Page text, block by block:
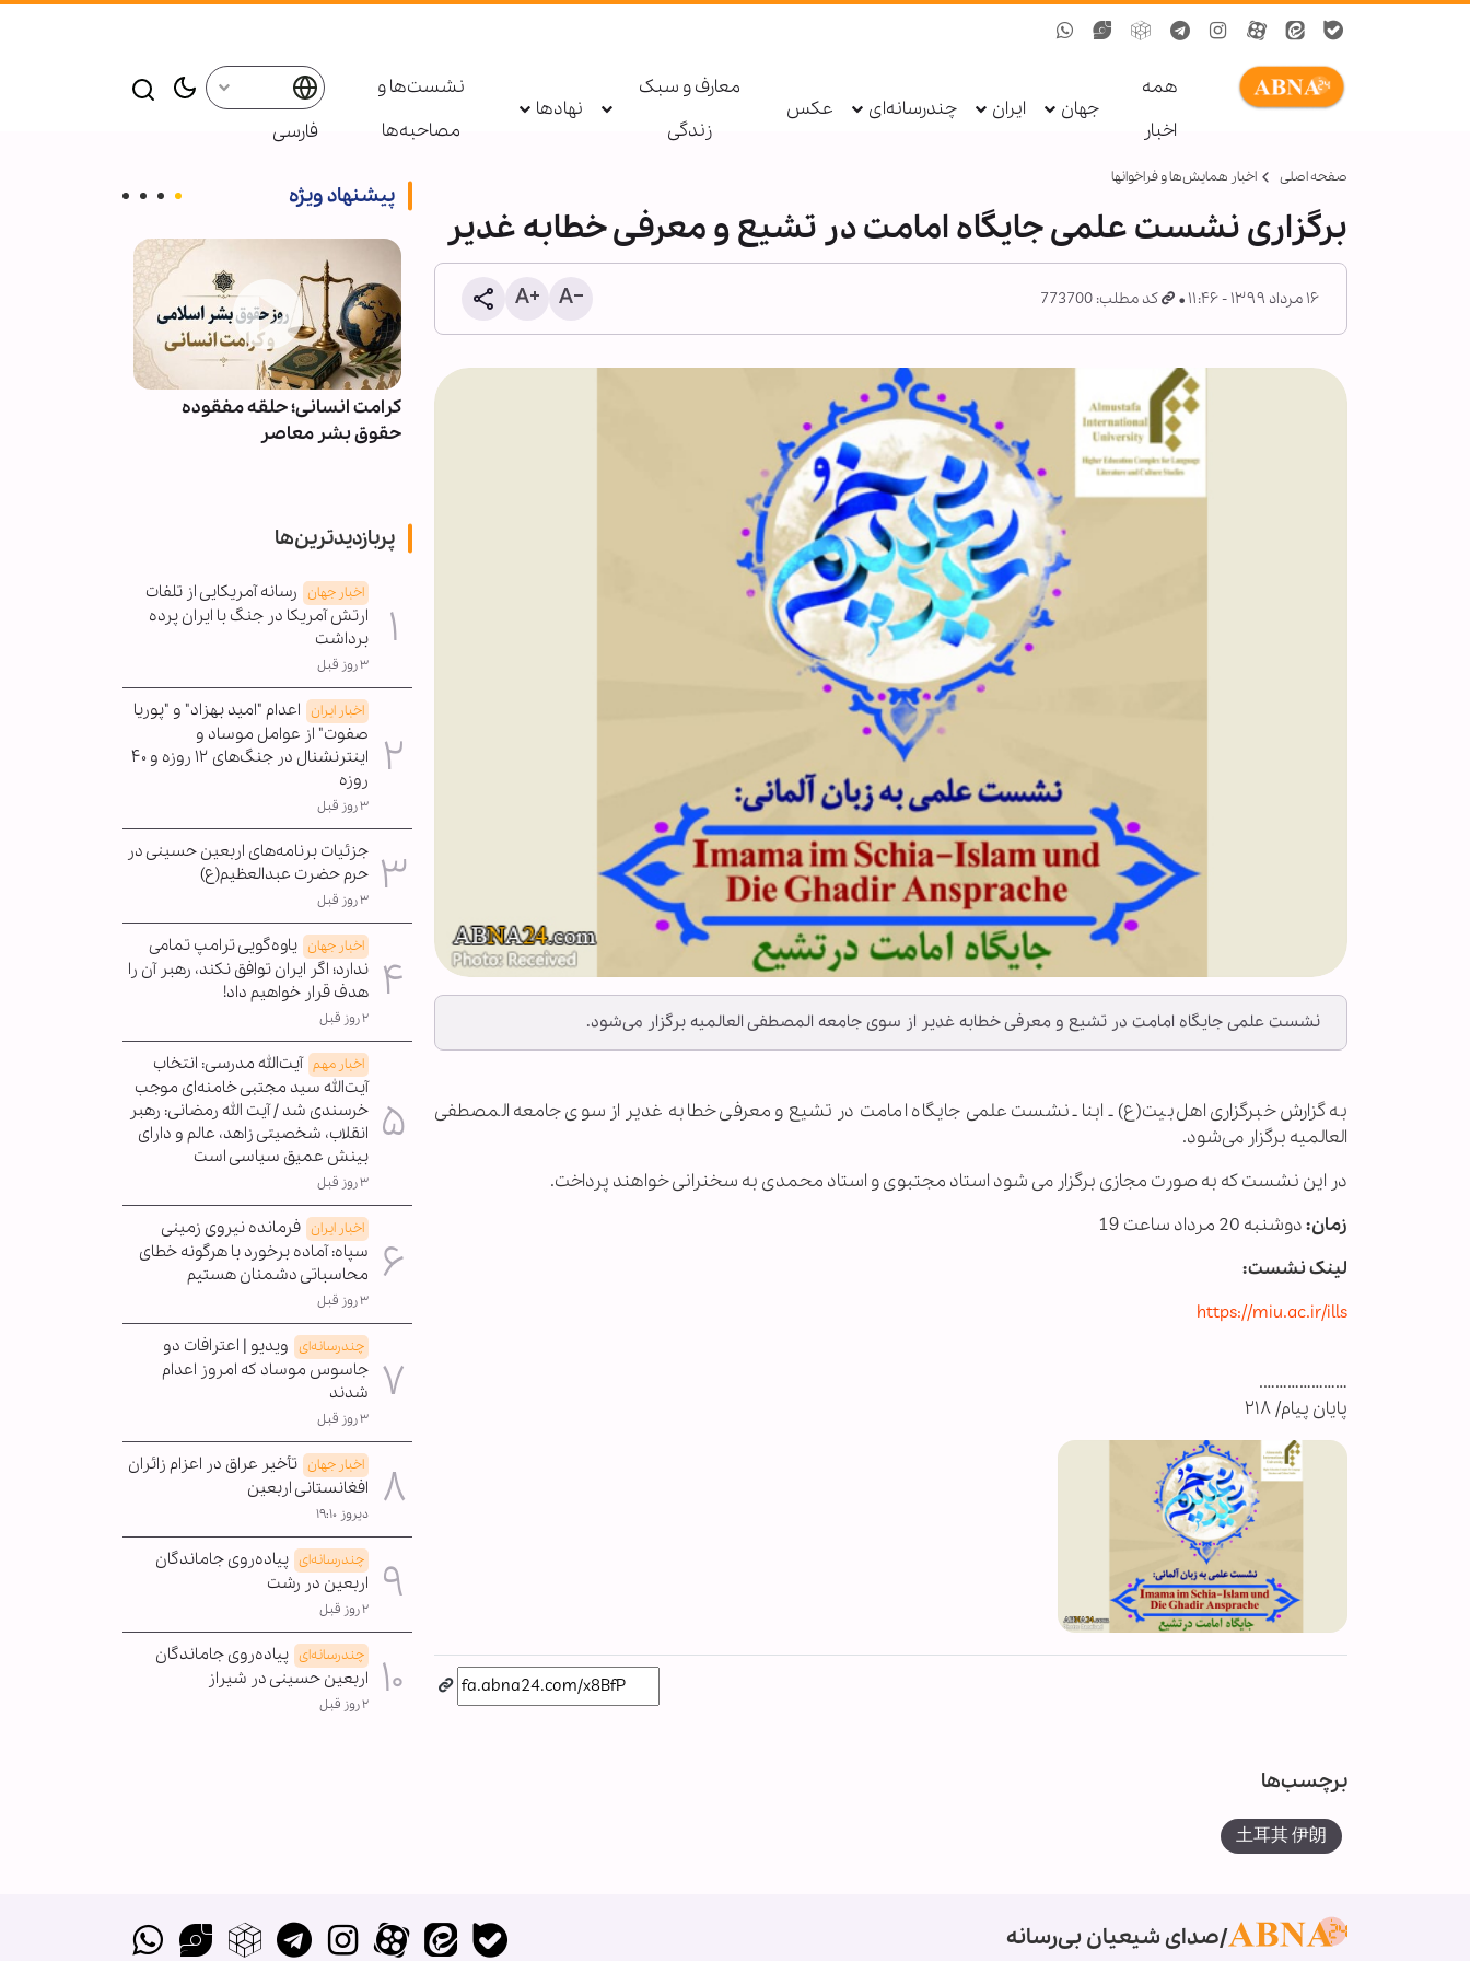
همه
اخبار
جهان ایران چندرسانه‌ای عکس
معارف و سبک
زندگی
نهادها
نشست‌ها و
مصاحبه‌ها
فارسی
صفحه اصلی اخبار همايش‌ها و فراخوان‏ها
برگزاری نشست علمی جایگاه امامت در تشیع و معرفی خطابه غدیر
۱۶ مرداد ۱۳۹۹ - ۱۱:۴۶ کد مطلب: 773700
نشست علمی جایگاه امامت در تشیع و معرفی خطابه غدیر از سوی جامعه المصطفی العالمیه برگزار می‌شود.
به گزارش خبرگزاری اهل‌بیت(ع) ـ ابنا ـ نشست علمی جایگاه امامت در تشیع و معرفی خطابه غدیر از سوی جامعه المصطفی
العالمیه برگزار می‌شود.
در این نشست که به صورت مجازی برگزار می شود استاد مجتبوی و استاد محمدی به سخنرانی خواهند پرداخت.
زمان:دوشنبه 20 مرداد ساعت 19
لینک نشست:
https://miu.ac.ir/ills
………………….
پایان پیام/ ۲۱۸
برچسب‌ها
土耳其 伊朗
پیشنهاد ویژه
کرامت انسانی؛ حلقه مفقوده
حقوق بشر معاصر
پربازدیدترین‌ها
اخبار جهان رسانه آمریکایی از تلفات
ارتش آمریکا در جنگ با ایران پرده
برداشت
۳ روز قبل
اخبار ایران اعدام "امید بهزاد" و "پوریا
صفوت" از عوامل موساد و
اینترنشنال در جنگ‌های ۱۲ روزه و ۴۰
روزه
۳ روز قبل
جزئیات برنامه‌های اربعین حسینی در
حرم حضرت عبدالعظیم(ع)
۳ روز قبل
اخبار جهان یاوه‌گویی ترامپ تمامی
ندارد؛ اگر ایران توافق نکند، رهبر آن را
هدف قرار خواهیم داد!
۲ روز قبل
اخبار مهم آیت‌الله مدرسی: انتخاب
آیت‌الله سید مجتبی خامنه‌ای موجب
خرسندی شد / آیت الله رمضانی: رهبر
انقلاب، شخصیتی زاهد، عالم و دارای
بینش عمیق سیاسی است
۳ روز قبل
اخبار ایران فرمانده نیروی زمینی
سپاه: آماده برخورد با هرگونه خطای
محاسباتی دشمنان هستیم
۳ روز قبل
چندرسانه‌ای ویدیو | اعترافات دو
جاسوس موساد که امروز اعدام
شدند
۳ روز قبل
اخبار جهان تأخیر عراق در اعزام زائران
افغانستانی اربعین
دیروز ۱۹:۱۰
چندرسانه‌ای پیاده‌روی جاماندگان
اربعین در رشت
۲ روز قبل
چندرسانه‌ای پیاده‌روی جاماندگان
اربعین حسینی در شیراز
۲ روز قبل
صدای شیعیان بی‌رسانه